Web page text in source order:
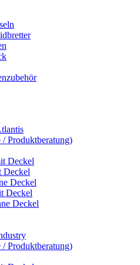
/ Produktberatung)
Deckel
Deckel
Deckel
Deckel
Deckel
/ Produktberatung)